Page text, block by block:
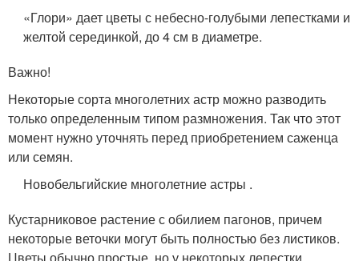
«Глори» дает цветы с небесно-голубыми лепестками и
желтой серединкой, до 4 см в диаметре.
Важно!
Некоторые сорта многолетних астр можно разводить
только определенным типом размножения. Так что этот
момент нужно уточнять перед приобретением саженца
или семян.
Новобельгийские многолетние астры .
Кустарниковое растение с обилием пагонов, причем
некоторые веточки могут быть полностью без листиков.